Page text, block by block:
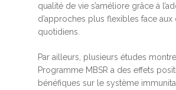
qualité de vie s’améliore grâce à
d’approches plus flexibles face aux
quotidiens.
Par ailleurs, plusieurs études
Programme MBSR a des effets
bénéfiques sur le système